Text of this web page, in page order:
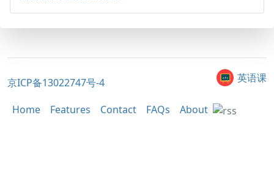
京ICP备13022747号-4 英语课
Home Features Contact FAQs About